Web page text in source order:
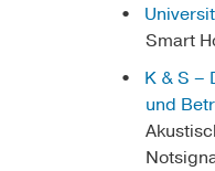
Smart
K & S –
und